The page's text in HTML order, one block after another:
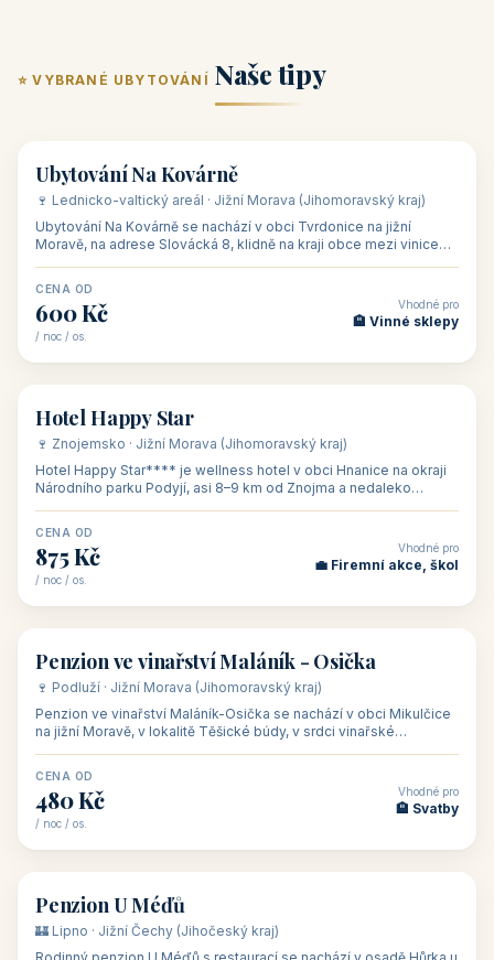
⭐ VYBRANÉ UBYTOVÁNÍ Naše tipy
🏡 penzion
Ubytování Na Kovárně
🍷 Lednicko-valtický areál · Jižní Morava (Jihomoravský kraj)
Ubytování Na Kovárně se nachází v obci Tvrdonice na jižní
Moravě, na adrese Slovácká 8, klidně na kraji obce mezi vinicemi,
CENA OD
600 Kč
/ noc / os.
Vhodné pro
🏨 Vinné sklepy
🏨 hotel
Hotel Happy Star
🍷 Znojemsko · Jižní Morava (Jihomoravský kraj)
Hotel Happy Star**** je wellness hotel v obci Hnanice na okraji
Národního parku Podyjí, asi 8–9 km od Znojma a nedaleko
CENA OD
875 Kč
/ noc / os.
Vhodné pro
💼 Firemní akce, škol
🏡 penzion
Penzion ve vinařství Maláník - Osička
🍷 Podluží · Jižní Morava (Jihomoravský kraj)
Penzion ve vinařství Maláník-Osička se nachází v obci Mikulčice
na jižní Moravě, v lokalitě Těšické búdy, v srdci vinařské
CENA OD
480 Kč
/ noc / os.
Vhodné pro
🏨 Svatby
🏡 penzion
Penzion U Méďů
🏰 Lipno · Jižní Čechy (Jihočeský kraj)